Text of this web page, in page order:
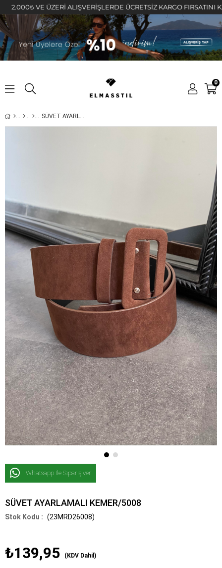
VE ÜZERİ ALIŞVERİŞLERDE ÜCRETSİZ KARGO FIRSATINI
0
SÜVET AYARLAMALI KEMER/5008
Whatsapp İle Sipariş ver
SÜVET AYARLAMALI KEMER/5008
(23MRD26008)
₺139,95 (KDV Dahil)